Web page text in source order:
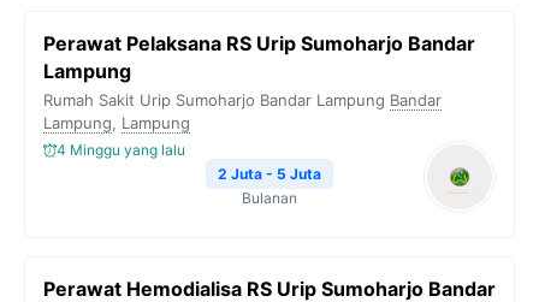
Perawat Pelaksana RS Urip Sumoharjo Bandar
Lampung
Rumah Sakit Urip Sumoharjo Bandar Lampung Bandar
Lampung, Lampung
4 Minggu yang lalu
2 Juta - 5 Juta
Bulanan
Perawat Hemodialisa RS Urip Sumoharjo Bandar